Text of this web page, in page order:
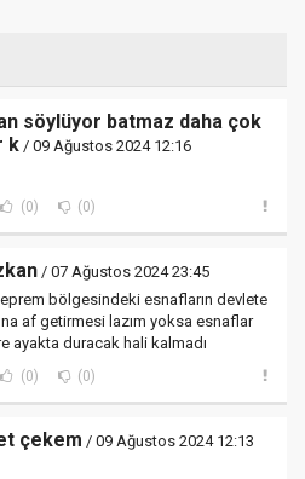
söylüyor batmaz daha çok
k / 09 Ağustos 2024 12:16
(0) (0)
/ 07 Ağustos 2024 23:45
bölgesindeki esnafların devlete
af getirmesi lazım yoksa esnaflar
ayakta duracak hali kalmadı
(0) (0)
çekem / 09 Ağustos 2024 12:13